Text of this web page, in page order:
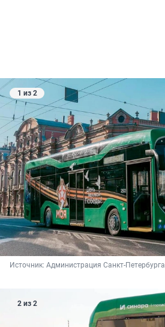
1 из 2
Источник: Администрация Санкт-Петербурга
2 из 2